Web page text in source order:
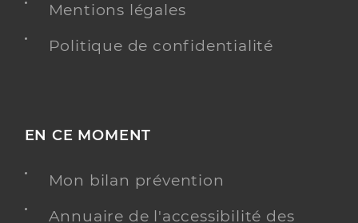
Mentions légales
Politique de confidentialité
EN CE MOMENT
Mon bilan prévention
Annuaire de l'accessibilité des